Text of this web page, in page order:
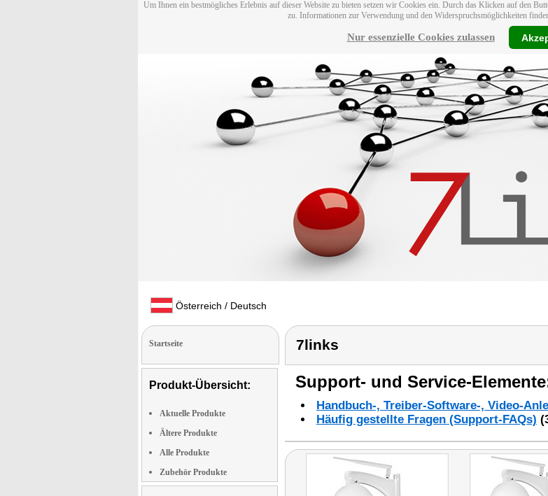
Um Ihnen ein bestmögliches Erlebnis auf dieser Website zu bieten setzen wir Cookies ein. Durch das Klicken auf den
zu. Informationen zur Verwendung und den Widerspruchsmöglichkeiten
Nur essenzielle Cookies zulassen
Österreich / Deutsch
Startseite
Produkt-Übersicht:
Aktuelle Produkte
Ältere Produkte
Alle Produkte
Zubehör Produkte
7links
Support- und Service-
Handbuch-, Treiber-Software-, Video-
Häufig gestellte Fragen (Support-FAQs)